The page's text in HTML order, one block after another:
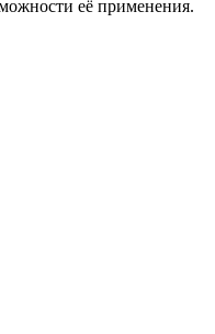
её применения.